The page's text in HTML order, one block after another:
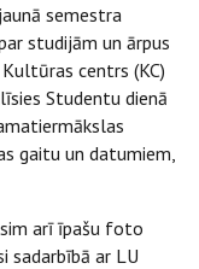
semestra
studijām un ārpus
centrs (KC)
Studentu dienā
gaitu un datumiem,
arī īpašu foto
sadarbībā ar LU